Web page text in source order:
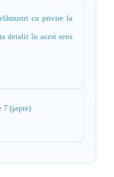
cu privire la
detalii în acest sens
7 (şapte)